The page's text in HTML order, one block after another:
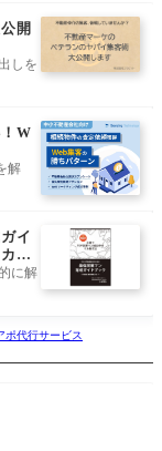
開
しを
W
解
イ
タ
に解
ポ代行サービス